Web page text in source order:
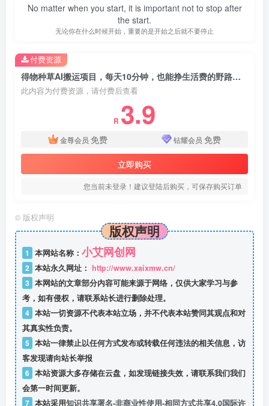
No matter when you start, it is important not to stop after
the start.
无论你在什么时候开始，重要的是开始之后就不要停止
得物种草AI搬运项目，每天10分钟，也能挣生活费的野路子，团队实测两三天出单
此内容为付费资源，请付费后查看
R 3.9
金尊会员 免费 钻耀会员 免费
立即购买
您当前未登录！建议登陆后购买，可保存购买订单
付费资源
© 版权声明
版权声明
1 本网站名称： 小艾网创网
2 本站永久网址： http://www.xaixmw.cn/
3 本网站的文章部分内容可能来源于网络，仅供大家学习与参
考，如有侵权，请联系站长进行删除处理。
4 本站一切资源不代表本站立场，并不代表本站赞同其观点和对
其真实性负责。
5 本站一律禁止以任何方式发布或转载任何违法的相关信息，访
客发现请向站长举报
6 本站资源大多存储在云盘，如发现链接失效，请联系我们我们
会第一时间更新。
7 本站采用知识共享署名-非商业性使用-相同方式共享4.0国际许